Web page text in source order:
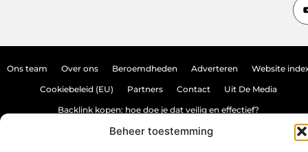
Beheer toestemming
Ons team Over ons Beroemdheden Adverteren Website
Cookiebeleid (EU) Partners Contact Uit De Media
Backlink kopen: hoe doe je dat veilig en effectief?
Verdien geld met je website: haal het maximale uit je online